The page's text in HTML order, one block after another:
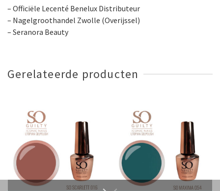
– Officiële Lecenté Benelux Distributeur
– Nagelgroothandel Zwolle (Overijssel)
– Seranora Beauty
Gerelateerde producten